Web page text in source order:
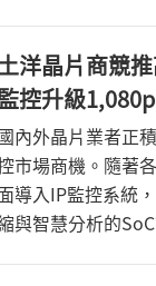
取代傳統類比攝
全監控應用。
洋晶片商競
控升級
內外晶片業者正
市場商機。隨著
導入IP監控系統
與智慧分析的